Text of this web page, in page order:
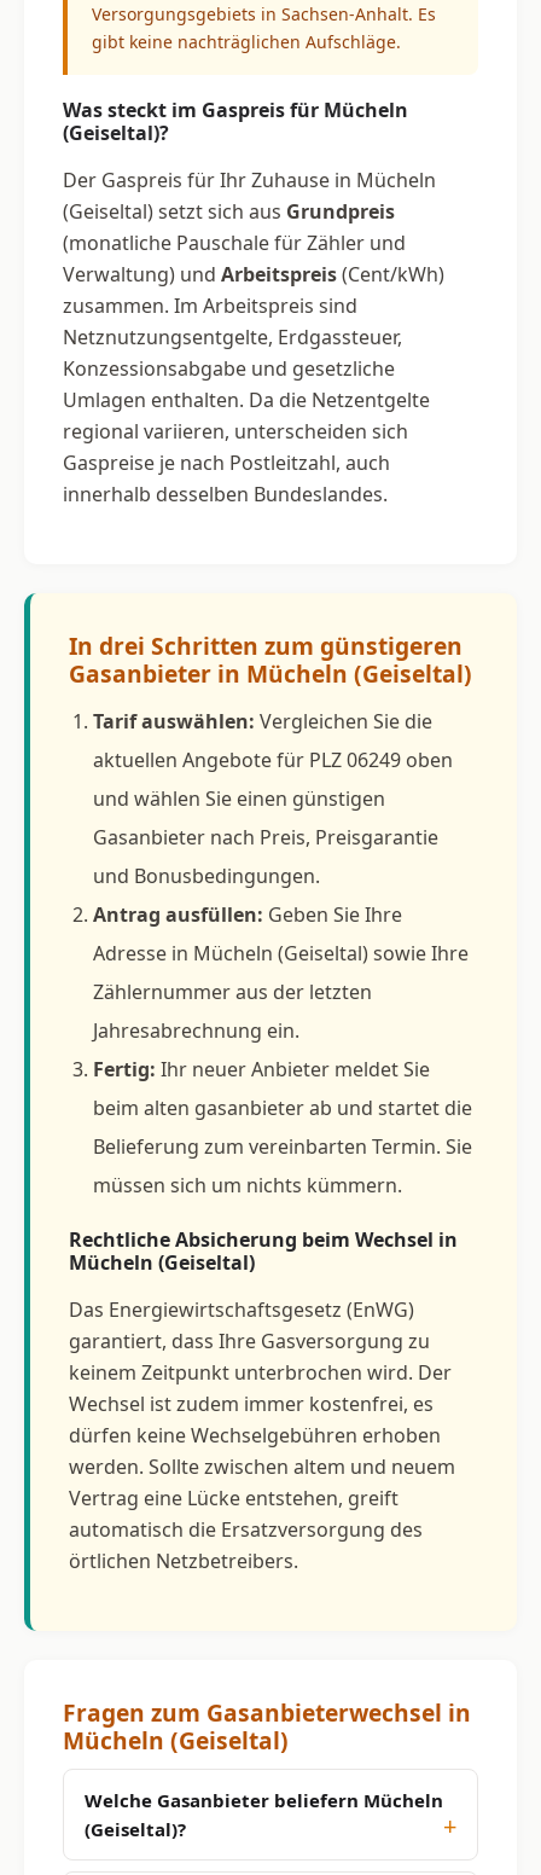
Versorgungsgebiets in Sachsen-Anhalt. Es
gibt keine nachträglichen Aufschläge.
Was steckt im Gaspreis für Mücheln
(Geiseltal)?
Der Gaspreis für Ihr Zuhause in Mücheln
(Geiseltal) setzt sich aus Grundpreis
(monatliche Pauschale für Zähler und
Verwaltung) und Arbeitspreis(Cent/kWh)
zusammen. Im Arbeitspreis sind
Netznutzungsentgelte, Erdgassteuer,
Konzessionsabgabe und gesetzliche
Umlagen enthalten. Da die Netzentgelte
regional variieren, unterscheiden sich
Gaspreise je nach Postleitzahl, auch
innerhalb desselben Bundeslandes.
In drei Schritten zum günstigeren
Gasanbieter in Mücheln (Geiseltal)
Tarif auswählen: Vergleichen Sie die
aktuellen Angebote für PLZ 06249 oben
und wählen Sie einen günstigen
Gasanbieter nach Preis, Preisgarantie
und Bonusbedingungen.
Antrag ausfüllen: Geben Sie Ihre
Adresse in Mücheln (Geiseltal) sowie Ihre
Zählernummer aus der letzten
Jahresabrechnung ein.
Fertig: Ihr neuer Anbieter meldet Sie
beim alten gasanbieter ab und startet die
Belieferung zum vereinbarten Termin. Sie
müssen sich um nichts kümmern.
Rechtliche Absicherung beim Wechsel in
Mücheln (Geiseltal)
Das Energiewirtschaftsgesetz (EnWG)
garantiert, dass Ihre Gasversorgung zu
keinem Zeitpunkt unterbrochen wird. Der
Wechsel ist zudem immer kostenfrei, es
dürfen keine Wechselgebühren erhoben
werden. Sollte zwischen altem und neuem
Vertrag eine Lücke entstehen, greift
automatisch die Ersatzversorgung des
örtlichen Netzbetreibers.
Fragen zum Gasanbieterwechsel in
Mücheln (Geiseltal)
Welche Gasanbieter beliefern Mücheln
(Geiseltal)?